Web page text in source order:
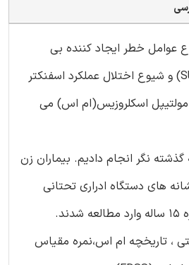
خطر ایجاد کننده بی
اختیاری ادرار فشاری(SUI) و شیوع اختلال عملکرد اسفنکتر
مولتیپل اسکلروزیس(ام اس) می
نگر انجام دادیم. بیماران زن
های دستگاه ادراری تحتانی
(LUTS) در طی یک دوره 15 ساله وارد مطالعه شدند.
، تاریخچه ام اس،نمره مقیاس